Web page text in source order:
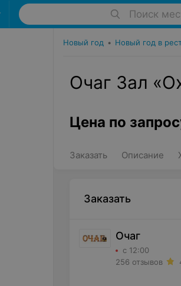
Поиск
Новый год • Новый год в
Очаг Зал
Цена по
Заказать Описание
Заказать
Очаг
с 12:00
256 отзывов